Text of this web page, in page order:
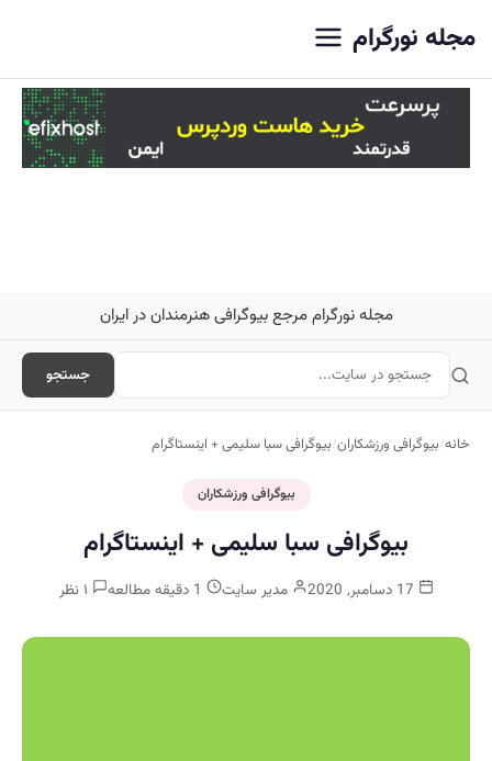
مجله نورگرام
مجله نورگرام مرجع بیوگرافی هنرمندان در ایران
جستجو
خانه/بیوگرافی ورزشکاران/بیوگرافی سبا سلیمی + اینستاگرام
بیوگرافی ورزشکاران
بیوگرافی سبا سلیمی + اینستاگرام
مدیر سایت